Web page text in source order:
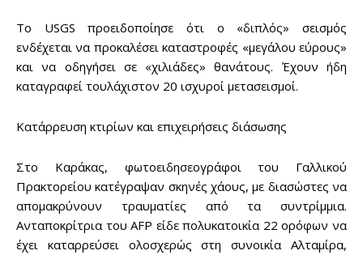
Το USGS προειδοποίησε ότι ο «διπλός» σεισμός
ενδέχεται να προκαλέσει καταστροφές «μεγάλου εύρους»
και να οδηγήσει σε «χιλιάδες» θανάτους. Έχουν ήδη
καταγραφεί τουλάχιστον 20 ισχυροί μετασεισμοί.
Κατάρρευση κτιρίων και επιχειρήσεις διάσωσης
Στο Καράκας, φωτοειδησεογράφοι του Γαλλικού
Πρακτορείου κατέγραψαν σκηνές χάους, με διασώστες να
απομακρύνουν τραυματίες από τα συντρίμμια.
Ανταποκρίτρια του AFP είδε πολυκατοικία 22 ορόφων να
έχει καταρρεύσει ολοσχερώς στη συνοικία Αλταμίρα,